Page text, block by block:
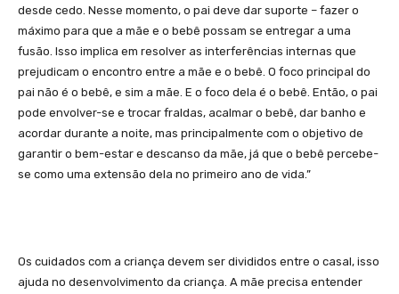
desde cedo. Nesse momento, o pai deve dar suporte – fazer o
máximo para que a mãe e o bebê possam se entregar a uma
fusão. Isso implica em resolver as interferências internas que
prejudicam o encontro entre a mãe e o bebê. O foco principal do
pai não é o bebê, e sim a mãe. E o foco dela é o bebê. Então, o pai
pode envolver-se e trocar fraldas, acalmar o bebê, dar banho e
acordar durante a noite, mas principalmente com o objetivo de
garantir o bem-estar e descanso da mãe, já que o bebê percebe-
se como uma extensão dela no primeiro ano de vida.”
Os cuidados com a criança devem ser divididos entre o casal, isso
ajuda no desenvolvimento da criança. A mãe precisa entender